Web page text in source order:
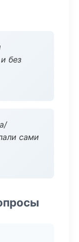
без
сами